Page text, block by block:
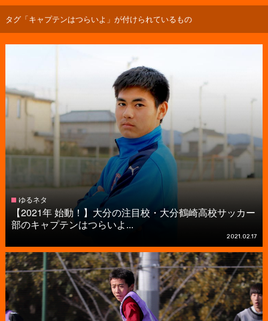
タグ「キャプテンはつらいよ」が付けられているもの
ゆるネタ
【2021年 始動！】大分の注目校・大分鶴崎高校サッカー
部のキャプテンはつらいよ...
2021.02.17